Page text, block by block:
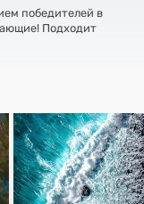
победителей в
Подходит